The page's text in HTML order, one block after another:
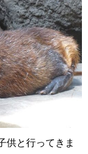
供と行ってきま